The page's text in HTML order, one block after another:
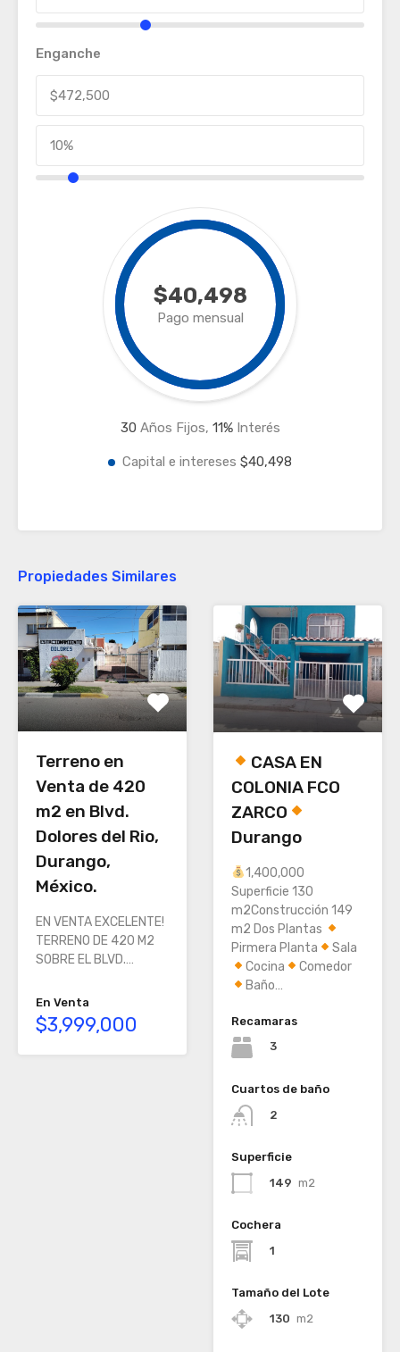
Enganche
$40,498
Pago mensual
30 Años Fijos, 11%Interés
Capital e intereses $40,498
Propiedades Similares
Terreno en
Venta de 420
m2 en Blvd.
Dolores del Rio,
Durango,
México.
EN VENTA EXCELENTE!
TERRENO DE 420 M2
SOBRE EL BLVD.…
En Venta
$3,999,000
CASA EN
COLONIA FCO
ZARCO
Durango
1,400,000
Superficie 130
m2Construcción 149
m2 Dos Plantas
Pirmera Planta
Sala
Cocina
Comedor
Baño…
Recamaras
3
Cuartos de baño
2
Superficie
149 m2
Cochera
1
Tamaño del Lote
130 m2